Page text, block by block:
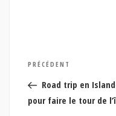
Navigation
de
l’article
Article
précédent
PRÉCÉDENT
Road trip en
pour faire le tour de